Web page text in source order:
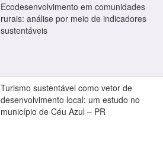
Ecodesenvolvimento em comunidades
rurais: análise por meio de indicadores
sustentáveis
Turismo sustentável como vetor de
desenvolvimento local: um estudo no
município de Céu Azul – PR